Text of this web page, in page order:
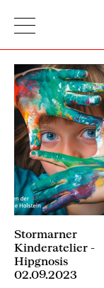
Stormarner
Kinderatelier -
Hipgnosis
02.09.2023